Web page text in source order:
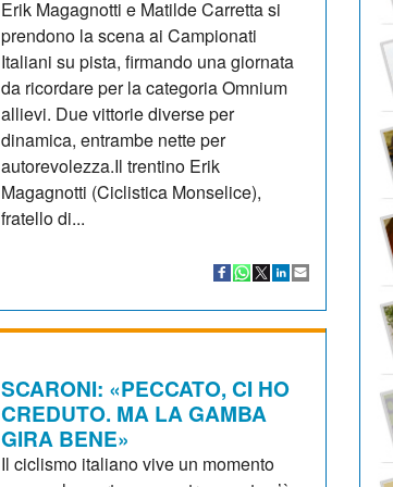
Erik Magagnotti e Matilde Carretta si
prendono la scena ai Campionati
Italiani su pista, firmando una giornata
da ricordare per la categoria Omnium
allievi. Due vittorie diverse per
dinamica, entrambe nette per
autorevolezza.Il trentino Erik
Magagnotti (Ciclistica Monselice),
fratello di...
SCARONI: «PECCATO, CI HO
CREDUTO. MA LA GAMBA
GIRA BENE»
Il ciclismo italiano vive un momento